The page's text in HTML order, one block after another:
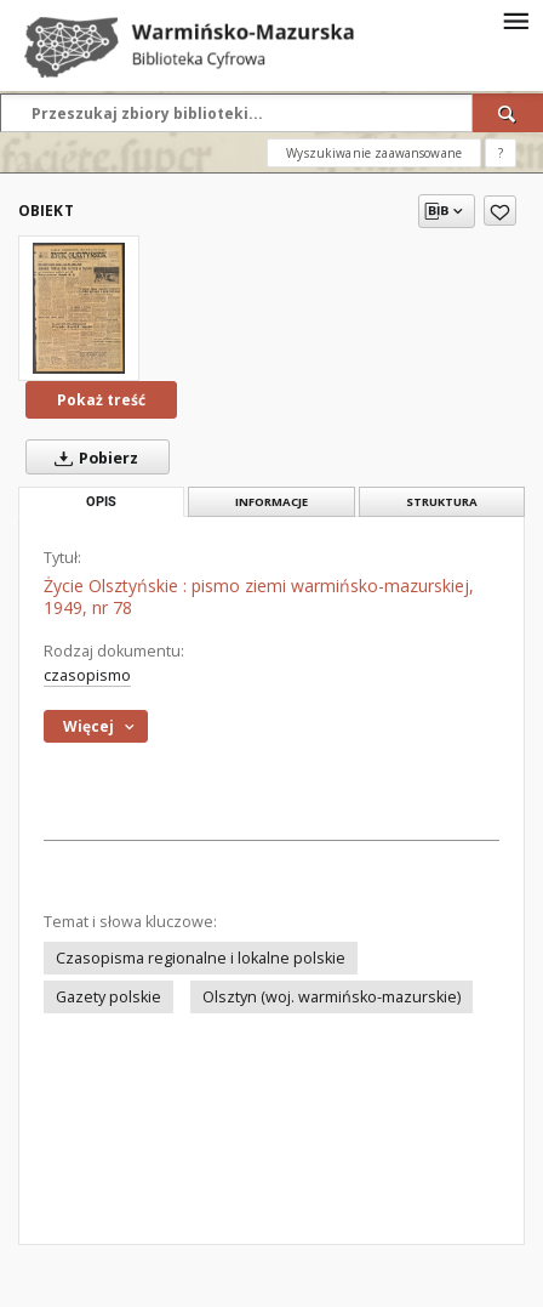
Wyszukiwanie zaawansowane ?
OBIEKT
Pokaż treść
Pobierz
OPIS INFORMACJE STRUKTURA
Tytuł:
Życie Olsztyńskie : pismo ziemi warmińsko-mazurskiej,
1949, nr 78
Rodzaj dokumentu:
czasopismo
Więcej
Temat i słowa kluczowe:
Czasopisma regionalne i lokalne polskie
Gazety polskie
Olsztyn (woj. warmińsko-mazurskie)